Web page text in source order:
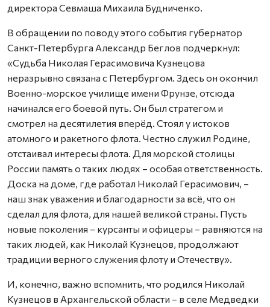
директора Севмаша Михаила Будниченко.
В обращении по поводу этого события губернатор
Санкт-Петербурга Александр Беглов подчеркнул:
«Судьба Николая Герасимовича Кузнецова
неразрывно связана с Петербургом. Здесь он окончил
Военно-морское училище имени Фрунзе, отсюда
начинался его боевой путь. Он был стратегом и
смотрел на десятилетия вперёд. Стоял у истоков
атомного и ракетного флота. Честно служил Родине,
отстаивал интересы флота. Для морской столицы
России память о таких людях – особая ответственность.
Доска на доме, где работал Николай Герасимович, –
наш знак уважения и благодарности за всё, что он
сделал для флота, для нашей великой страны. Пусть
новые поколения – курсанты и офицеры – равняются на
таких людей, как Николай Кузнецов, продолжают
традиции верного служения флоту и Отечеству».
И, конечно, важно вспомнить, что родился Николай
Кузнецов в Архангельской области – в селе Медведки